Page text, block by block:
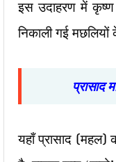
इस उदाहरण में कृष्ण
निकाली गई
प्रासाद
यहाँ प्रासाद